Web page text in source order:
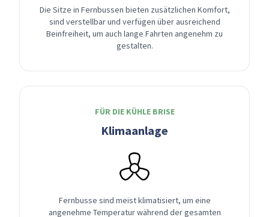
Die Sitze in Fernbussen bieten zusätzlichen Komfort,
sind verstellbar und verfügen über ausreichend
Beinfreiheit, um auch lange Fahrten angenehm zu
gestalten.
FÜR DIE KÜHLE BRISE
Klimaanlage
Fernbusse sind meist klimatisiert, um eine
angenehme Temperatur während der gesamten